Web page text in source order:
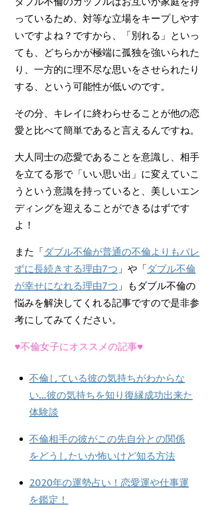
っているため、対等な立場をキープしやす
いですよね？ですから、「別れる」といっ
ても、どちらかが極端に孤独を強いられた
り、一方的に理不尽な思いをさせられたり
する、という可能性が低いのです。
その分、キレイに終わらせることが他の恋
愛と比べて簡単であると言えるんですね。
大人同士の恋愛であることを意識し、相手
を立てる形で「いい思い出」に変えていこ
うという意識を持っていると、美しいエン
ディングを迎えることができるはずです
よ！
また「ダブル不倫が普通の不倫よりもバレ
ずに長続きする理由7つ 」や「ダブル不倫
が幸せになれる理由7つ 」もダブル不倫の
悩みを解決してくれる記事ですので是非参
考にしてみてください。
♥不倫女子にオススメの記事♥
不倫している彼の気持ちがわからな
い…彼の気持ちを知り復縁成功出来た
体験談
不倫相手の彼がこの先自分との関係
をどうしたいか怖いけど知る方法
2020年の運勢占い！恋愛運や仕事運
を鑑定！